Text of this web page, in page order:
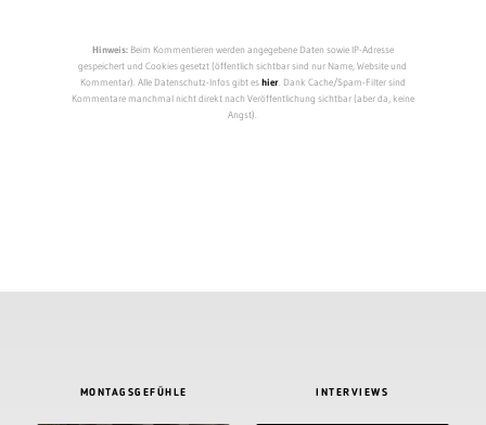
Hinweis:Beim Kommentieren werden angegebene Daten sowie IP-Adresse
gespeichert und Cookies gesetzt (öffentlich sichtbar sind nur Name, Website und
Kommentar). Alle Datenschutz-Infos gibt eshier. Dank Cache/Spam-Filter sind
Kommentare manchmal nicht direkt nach Veröffentlichung sichtbar (aber da, keine
Angst).
MONTAGSGEFÜHLE INTERVIEWS